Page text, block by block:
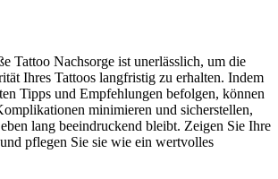
Tattoo Nachsorge ist unerlässlich, um die
Ihres Tattoos langfristig zu erhalten. Indem
Tipps und Empfehlungen befolgen, können
minimieren und sicherstellen,
lang beeindruckend bleibt. Zeigen Sie Ihre
pflegen Sie sie wie ein wertvolles